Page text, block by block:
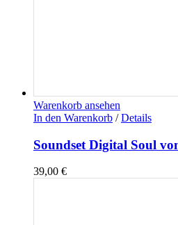
Warenkorb ansehen
In den Warenkorb / Details
Soundset Digital Soul
39,00 €